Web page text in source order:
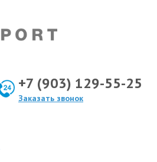
+7 (903) 129-55-25
Заказать звонок